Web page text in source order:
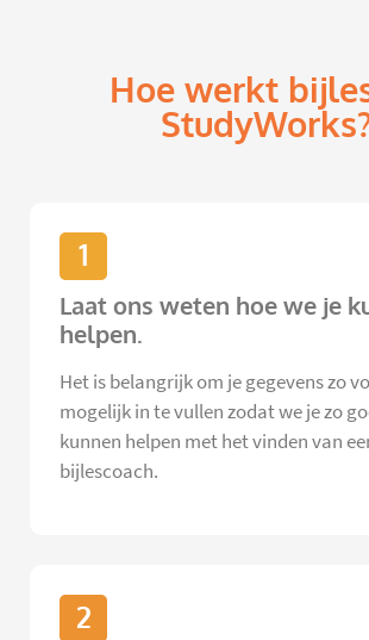
Hoe werkt
1
Laat ons weten hoe we je
helpen.
Het is belangrijk om je gegevens zo
mogelijk in te vullen zodat we je zo
kunnen helpen met het vinden van
bijlescoach.
2